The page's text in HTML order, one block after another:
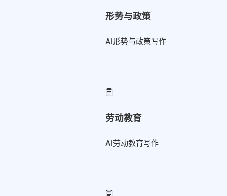
形势与政策
AI形势与政策写作
劳动教育
AI劳动教育写作